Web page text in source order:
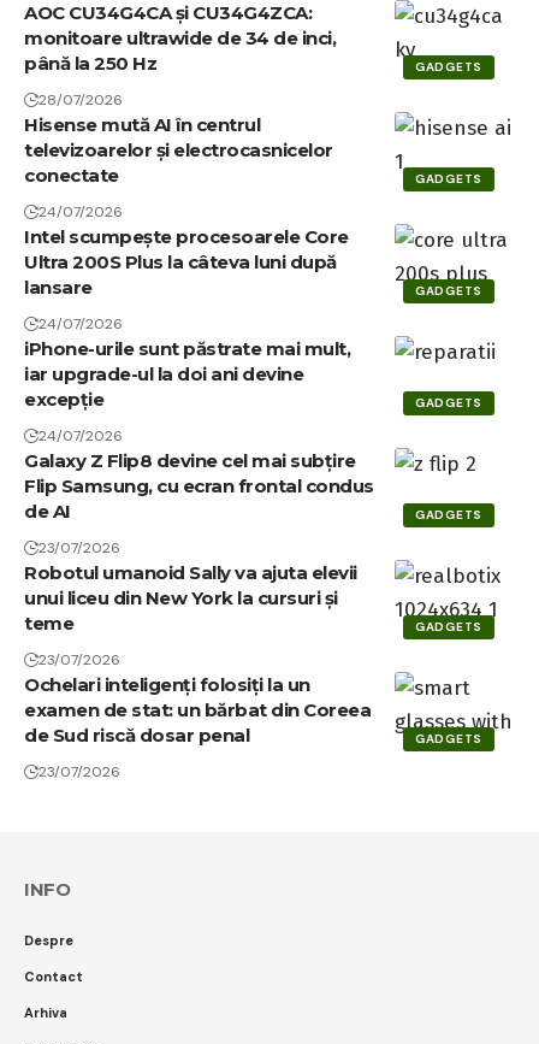
GADGETS
AOC CU34G4CA și CU34G4ZCA:
monitoare ultrawide de 34 de inci,
până la 250 Hz
28/07/2026
GADGETS
Hisense mută AI în centrul
televizoarelor și electrocasnicelor
conectate
24/07/2026
GADGETS
Intel scumpește procesoarele Core
Ultra 200S Plus la câteva luni după
lansare
24/07/2026
GADGETS
iPhone-urile sunt păstrate mai mult,
iar upgrade-ul la doi ani devine
excepție
24/07/2026
GADGETS
Galaxy Z Flip8 devine cel mai subțire
Flip Samsung, cu ecran frontal condus
de AI
23/07/2026
GADGETS
Robotul umanoid Sally va ajuta elevii
unui liceu din New York la cursuri și
teme
23/07/2026
GADGETS
Ochelari inteligenți folosiți la un
examen de stat: un bărbat din Coreea
de Sud riscă dosar penal
23/07/2026
INFO
Despre
Contact
Arhiva